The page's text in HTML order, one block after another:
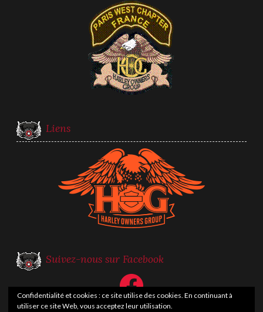
Liens
Suivez-nous sur Facebook
Facebook
Confidentialité et cookies : ce site utilise des cookies. En continuant à
utiliser ce site Web, vous acceptez leur utilisation.